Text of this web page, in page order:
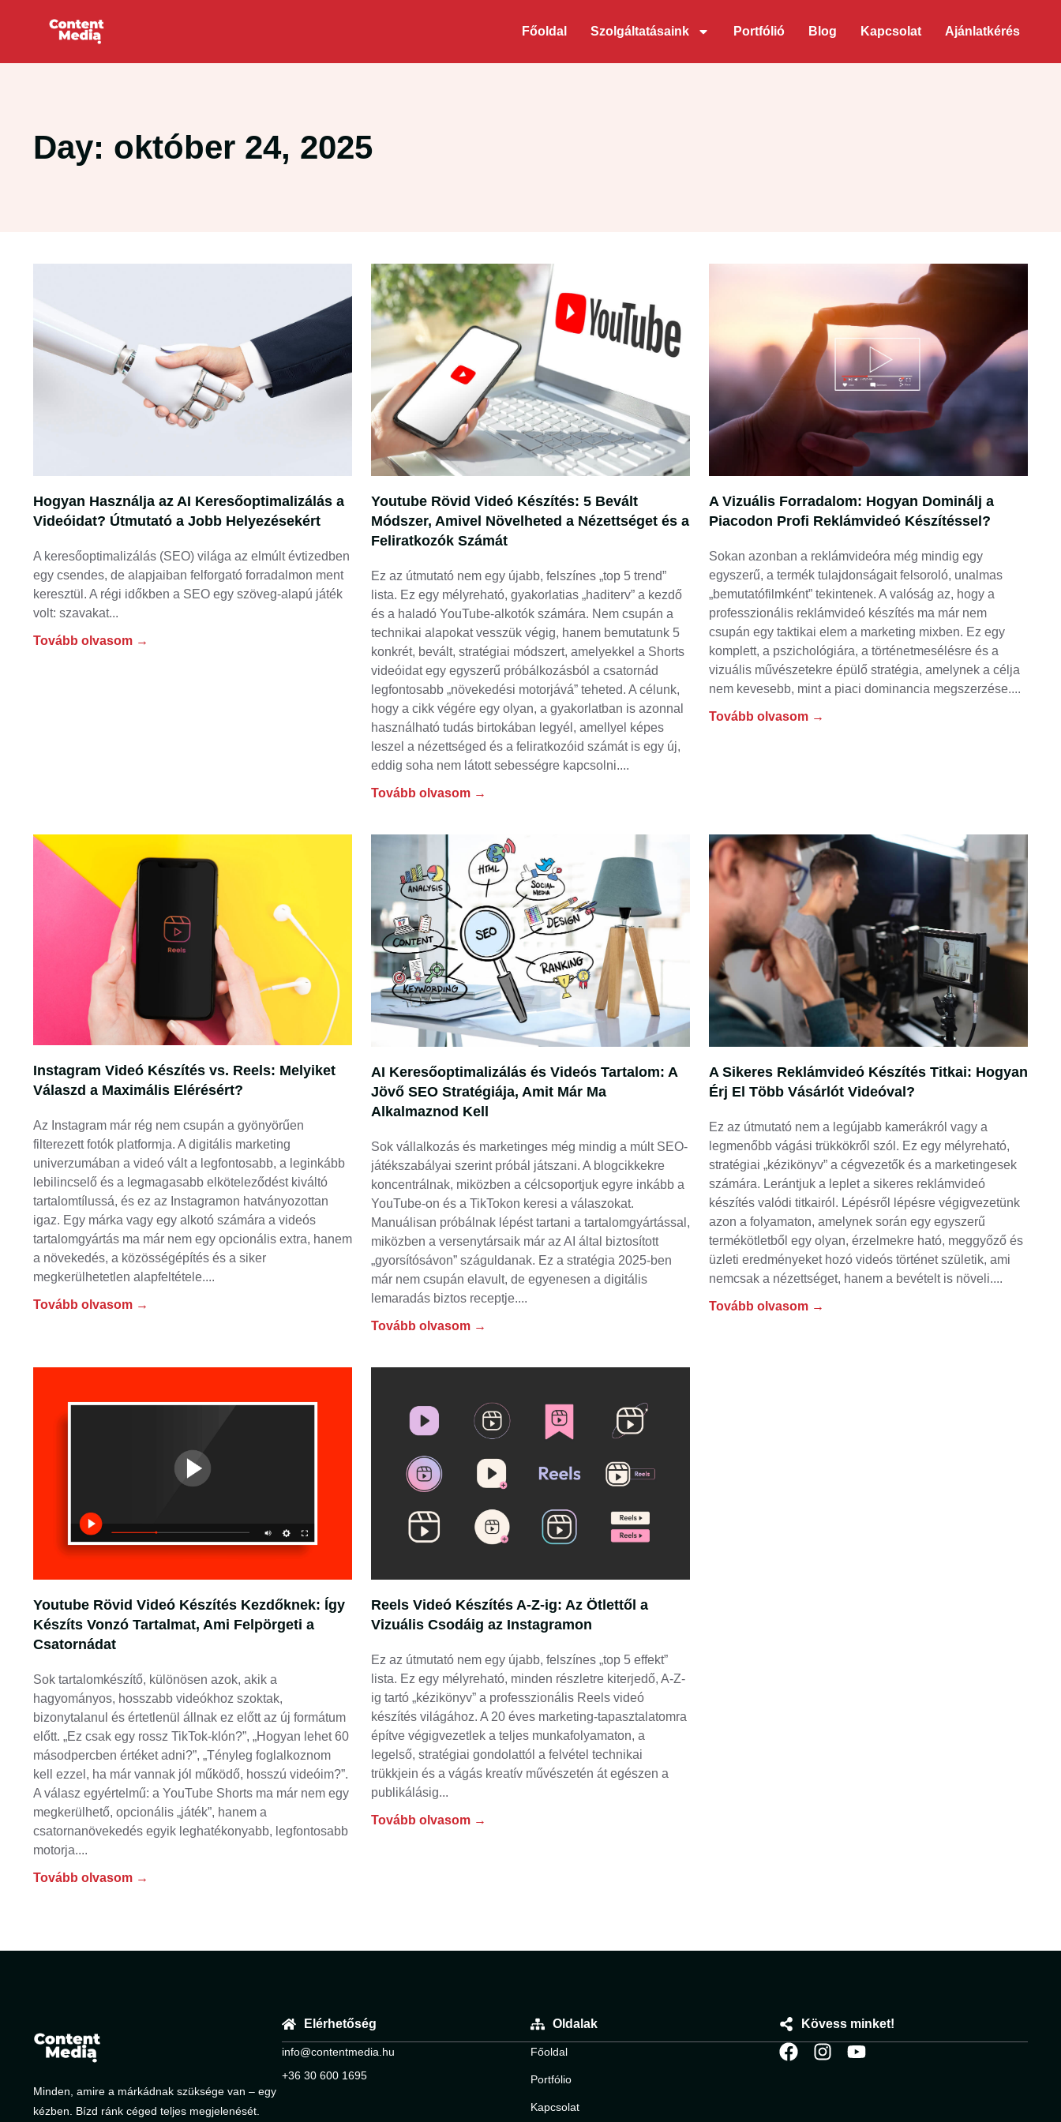
Főoldal Szolgáltatásaink Portfólió Blog Kapcsolat Ajánlatkérés
Day: október 24, 2025
Hogyan Használja az AI Keresőoptimalizálás a
Videóidat? Útmutató a Jobb Helyezésekért
A keresőoptimalizálás (SEO) világa az elmúlt évtizedben
egy csendes, de alapjaiban felforgató forradalmon ment
keresztül. A régi időkben a SEO egy szöveg-alapú játék
volt: szavakat
Tovább olvasom →
Youtube Rövid Videó Készítés: 5 Bevált
Módszer, Amivel Növelheted a Nézettséget és a
Feliratkozók Számát
Ez az útmutató nem egy újabb, felszínes „top 5 trend”
lista. Ez egy mélyreható, gyakorlatias „haditerv” a kezdő
és a haladó YouTube-alkotók számára. Nem csupán a
technikai alapokat vesszük végig, hanem bemutatunk 5
konkrét, bevált, stratégiai módszert, amelyekkel a Shorts
videóidat egy egyszerű próbálkozásból a csatornád
legfontosabb „növekedési motorjává” teheted. A célunk,
hogy a cikk végére egy olyan, a gyakorlatban is azonnal
használható tudás birtokában legyél, amellyel képes
leszel a nézettséged és a feliratkozóid számát is egy új,
eddig soha nem látott sebességre kapcsolni.
Tovább olvasom →
A Vizuális Forradalom: Hogyan Dominálj a
Piacodon Profi Reklámvideó Készítéssel?
Sokan azonban a reklámvideóra még mindig egy
egyszerű, a termék tulajdonságait felsoroló, unalmas
„bemutatófilmként” tekintenek. A valóság az, hogy a
professzionális reklámvideó készítés ma már nem
csupán egy taktikai elem a marketing mixben. Ez egy
komplett, a pszichológiára, a történetmesélésre és a
vizuális művészetekre épülő stratégia, amelynek a célja
nem kevesebb, mint a piaci dominancia megszerzése.
Tovább olvasom →
Instagram Videó Készítés vs. Reels: Melyiket
Válaszd a Maximális Elérésért?
Az Instagram már rég nem csupán a gyönyörűen
filterezett fotók platformja. A digitális marketing
univerzumában a videó vált a legfontosabb, a leginkább
lebilincselő és a legmagasabb elköteleződést kiváltó
tartalomtílussá, és ez az Instagramon hatványozottan
igaz. Egy márka vagy egy alkotó számára a videós
tartalomgyártás ma már nem egy opcionális extra, hanem
a növekedés, a közösségépítés és a siker
megkerülhetetlen alapfeltétele.
Tovább olvasom →
AI Keresőoptimalizálás és Videós Tartalom: A
Jövő SEO Stratégiája, Amit Már Ma
Alkalmaznod Kell
Sok vállalkozás és marketinges még mindig a múlt SEO-
játékszabályai szerint próbál játszani. A blogcikkekre
koncentrálnak, miközben a célcsoportjuk egyre inkább a
YouTube-on és a TikTokon keresi a válaszokat.
Manuálisan próbálnak lépést tartani a tartalomgyártással,
miközben a versenytársaik már az AI által biztosított
„gyorsítósávon” száguldanak. Ez a stratégia 2025-ben
már nem csupán elavult, de egyenesen a digitális
lemaradás biztos receptje.
Tovább olvasom →
A Sikeres Reklámvideó Készítés Titkai: Hogyan
Érj El Több Vásárlót Videóval?
Ez az útmutató nem a legújabb kamerákról vagy a
legmenőbb vágási trükkökről szól. Ez egy mélyreható,
stratégiai „kézikönyv” a cégvezetők és a marketingesek
számára. Lerántjuk a leplet a sikeres reklámvideó
készítés valódi titkairól. Lépésről lépésre végigvezetünk
azon a folyamaton, amelynek során egy egyszerű
termékötletből egy olyan, érzelmekre ható, meggyőző és
üzleti eredményeket hozó videós történet születik, ami
nemcsak a nézettséget, hanem a bevételt is növeli.
Tovább olvasom →
Youtube Rövid Videó Készítés Kezdőknek: Így
Készíts Vonzó Tartalmat, Ami Felpörgeti a
Csatornádat
Sok tartalomkészítő, különösen azok, akik a
hagyományos, hosszabb videókhoz szoktak,
bizonytalanul és értetlenül állnak ez előtt az új formátum
előtt. „Ez csak egy rossz TikTok-klón?”, „Hogyan lehet 60
másodpercben értéket adni?”, „Tényleg foglalkoznom
kell ezzel, ha már vannak jól működő, hosszú videóim?”.
A válasz egyértelmű: a YouTube Shorts ma már nem egy
megkerülhető, opcionális „játék”, hanem a
csatornanövekedés egyik leghatékonyabb, legfontosabb
motorja.
Tovább olvasom →
Reels Videó Készítés A-Z-ig: Az Ötlettől a
Vizuális Csodáig az Instagramon
Ez az útmutató nem egy újabb, felszínes „top 5 effekt”
lista. Ez egy mélyreható, minden részletre kiterjedő, A-Z-
ig tartó „kézikönyv” a professzionális Reels videó
készítés világához. A 20 éves marketing-tapasztalatomra
építve végigvezetlek a teljes munkafolyamaton, a
legelső, stratégiai gondolattól a felvétel technikai
trükkjein és a vágás kreatív művészetén át egészen a
publikálásig
Tovább olvasom →
Minden, amire a márkádnak szüksége van – egy
kézben. Bízd ránk céged teljes megjelenését.
Elérhetőség
info@contentmedia.hu
+36 30 600 1695
Oldalak
Főoldal
Portfólio
Kapcsolat
Kövess minket!